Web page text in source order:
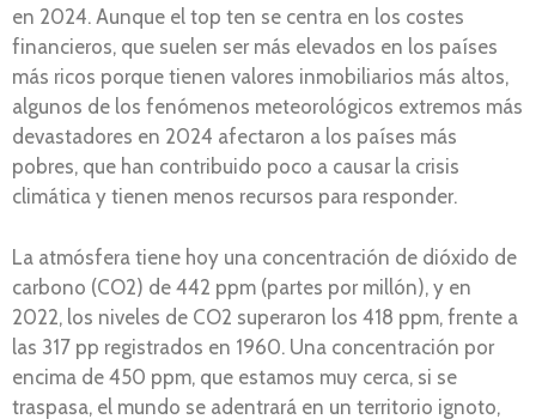
en 2024. Aunque el top ten se centra en los costes
financieros, que suelen ser más elevados en los países
más ricos porque tienen valores inmobiliarios más altos,
algunos de los fenómenos meteorológicos extremos más
devastadores en 2024 afectaron a los países más
pobres, que han contribuido poco a causar la crisis
climática y tienen menos recursos para responder.
La atmósfera tiene hoy una concentración de dióxido de
carbono (CO2) de 442 ppm (partes por millón), y en
2022, los niveles de CO2 superaron los 418 ppm, frente a
las 317 pp registrados en 1960. Una concentración por
encima de 450 ppm, que estamos muy cerca, si se
traspasa, el mundo se adentrará en un territorio ignoto,